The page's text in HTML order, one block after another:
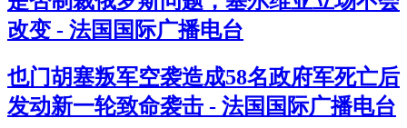
改变 - 法国国际广播电台
也门胡塞叛军空袭造成58名政府军死亡后
发动新一轮致命袭击 - 法国国际广播电台